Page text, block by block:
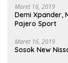
Maret 16, 2019
Demi Xpander,
Pajero Sport
Maret 16, 2019
Sosok New